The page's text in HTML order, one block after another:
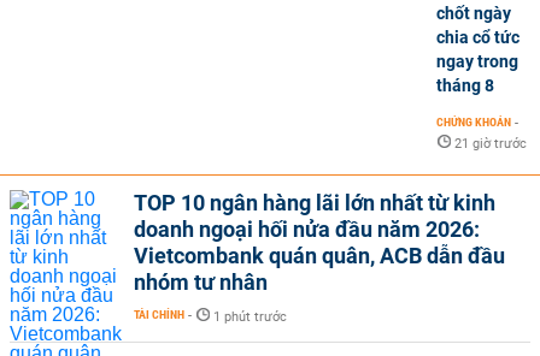
chốt ngày
chia cổ tức
ngay trong
tháng 8
CHỨNG KHOÁN -
21 giờ trước
TOP 10 ngân hàng lãi lớn nhất từ kinh
doanh ngoại hối nửa đầu năm 2026:
Vietcombank quán quân, ACB dẫn đầu
nhóm tư nhân
TÀI CHÍNH - 1 phút trước